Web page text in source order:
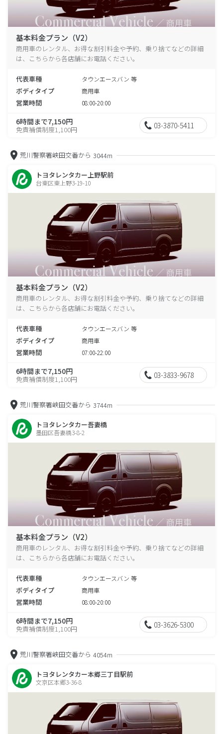
基本料金プラン（V2）
商用車のレンタル、お得な割引料金や予約、乗り捨てなどの詳細
は、こちらから各店舗にお電話ください。
代表車種 タウンエースバン 等
ボディタイプ 商用車
営業時間 08:00-20:00
6時間まで7,150円
免責補償制度1,100円 03-3870-5411
荒川警察署峡田交番から 3044m
トヨタレンタカー上野駅前
台東区東上野3-19-10
基本料金プラン（V2）
商用車のレンタル、お得な割引料金や予約、乗り捨てなどの詳細
は、こちらから各店舗にお電話ください。
代表車種 タウンエースバン 等
ボディタイプ 商用車
営業時間 07:00-22:00
6時間まで7,150円
免責補償制度1,100円 03-3833-9678
荒川警察署峡田交番から 3744m
トヨタレンタカー吾妻橋
墨田区吾妻橋3-8-2
基本料金プラン（V2）
商用車のレンタル、お得な割引料金や予約、乗り捨てなどの詳細
は、こちらから各店舗にお電話ください。
代表車種 タウンエースバン 等
ボディタイプ 商用車
営業時間 08:00-20:00
6時間まで7,150円
免責補償制度1,100円 03-3626-5300
荒川警察署峡田交番から 4054m
トヨタレンタカー本郷三丁目駅前
文京区本郷3-36-8